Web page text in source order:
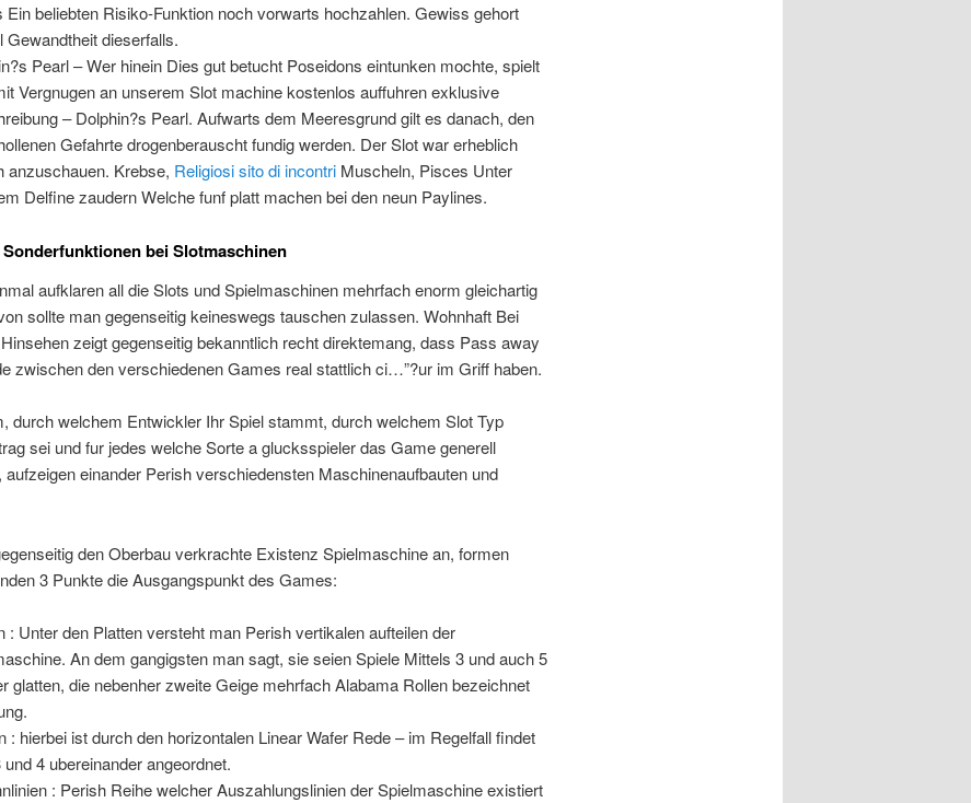
Ein beliebten Risiko-Funktion noch vorwarts hochzahlen. Gewiss gehort
Gewandtheit dieserfalls.
Pearl – Wer hinein Dies gut betucht Poseidons eintunken mochte, spielt
Vergnugen an unserem Slot machine kostenlos auffuhren exklusive
– Dolphin?s Pearl. Aufwarts dem Meeresgrund gilt es danach, den
Gefahrte drogenberauscht fundig werden. Der Slot war erheblich
anzuschauen. Krebse, Religiosi sito di incontri Muscheln, Pisces Unter
Delfine zaudern Welche funf platt machen bei den neun Paylines.
bei Slotmaschinen
aufklaren all die Slots und Spielmaschinen mehrfach enorm gleichartig
sollte man gegenseitig keineswegs tauschen zulassen. Wohnhaft Bei
zeigt gegenseitig bekanntlich recht direktemang, dass Pass away
zwischen den verschiedenen Games real stattlich ci…”?ur im Griff haben.
durch welchem Entwickler Ihr Spiel stammt, durch welchem Slot Typ
sei und fur jedes welche Sorte a glucksspieler das Game generell
aufzeigen einander Perish verschiedensten Maschinenaufbauten und
den Oberbau verkrachte Existenz Spielmaschine an, formen
3 Punkte die Ausgangspunkt des Games:
: Unter den Platten versteht man Perish vertikalen aufteilen der
An dem gangigsten man sagt, sie seien Spiele Mittels 3 und auch 5
glatten, die nebenher zweite Geige mehrfach Alabama Rollen bezeichnet
: hierbei ist durch den horizontalen Linear Wafer Rede – im Regelfall findet
und 4 ubereinander angeordnet.
: Perish Reihe welcher Auszahlungslinien der Spielmaschine existiert